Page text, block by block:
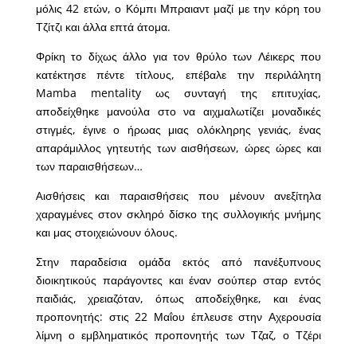
μόλις 42 ετών, ο Κόμπι Μπραιαντ μαζί με την κόρη του
Τζίτζι και άλλα επτά άτομα.
Φρίκη το δίχως άλλο για τον θρύλο των Λέικερς που
κατέκτησε πέντε τίτλους, επέβαλε την περιλάλητη
Mamba mentality ως συνταγή της επιτυχίας,
αποδείχθηκε μανούλα στο να αιχμαλωτίζει μοναδικές
στιγμές, έγινε ο ήρωας μιας ολόκληρης γενιάς, ένας
απαράμιλλος γητευτής των αισθήσεων, ώρες ώρες και
των παραισθήσεων…
Aισθήσεις και παραισθήσεις που μένουν ανεξίτηλα
χαραγμένες στον σκληρό δίσκο της συλλογικής μνήμης
και μας στοιχειώνουν όλους.
Στην παραδείσια ομάδα εκτός από πανέξυπνους
διοικητικούς παράγοντες και έναν σούπερ σταρ εντός
παιδιάς, χρειαζόταν, όπως αποδείχθηκε, και ένας
προπονητής: στις 22 Μαΐου έπλευσε στην Αχερουσία
λίμνη ο εμβληματικός προπονητής των Τζαζ, ο Τζέρι